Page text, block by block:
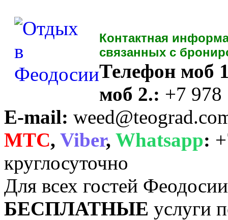
Контактная
связанных с
Телефон моб
моб 2.: +7 978
E-mail:
MTC, Viber, Whatsapp:
круглосуточно
Для всех гостей
БЕСПЛАТНЫЕ услуги